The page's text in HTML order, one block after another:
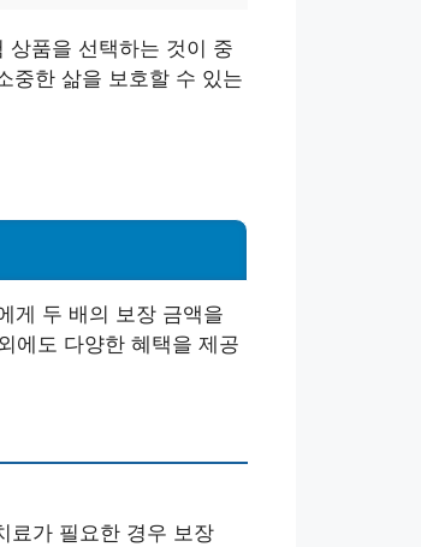
상품을 선택하는 것이 중
중한 삶을 보호할 수 있는
게 두 배의 보장 금액을
에도 다양한 혜택을 제공
료가 필요한 경우 보장